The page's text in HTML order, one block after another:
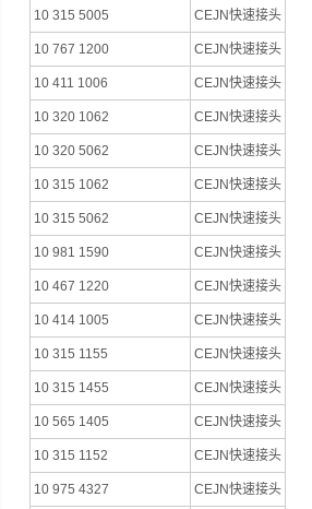
10 315 5005 CEJN快速接头
10 767 1200 CEJN快速接头
10 411 1006 CEJN快速接头
10 320 1062 CEJN快速接头
10 320 5062 CEJN快速接头
10 315 1062 CEJN快速接头
10 315 5062 CEJN快速接头
10 981 1590 CEJN快速接头
10 467 1220 CEJN快速接头
10 414 1005 CEJN快速接头
10 315 1155 CEJN快速接头
10 315 1455 CEJN快速接头
10 565 1405 CEJN快速接头
10 315 1152 CEJN快速接头
10 975 4327 CEJN快速接头